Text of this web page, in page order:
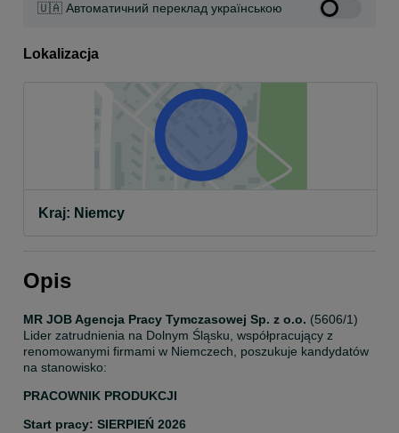
🇺🇦 Автоматичний переклад українською
Lokalizacja
Kraj: Niemcy
Opis
MR JOB Agencja Pracy Tymczasowej Sp. z o.o. (5606/1)
Lider zatrudnienia na Dolnym Śląsku, współpracujący z
renomowanymi firmami w Niemczech, poszukuje kandydatów
na stanowisko:
PRACOWNIK PRODUKCJI
Start pracy: SIERPIEŃ 2026